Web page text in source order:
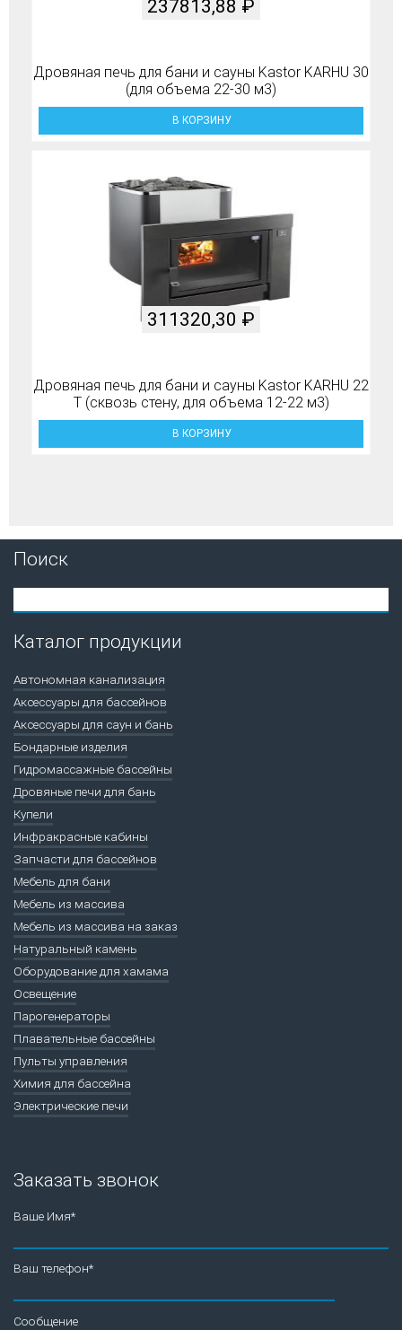
Дровяная печь для бани и сауны Kastor KARHU 30
(для объема 22-30 м3)
237813,88 ₽
В КОРЗИНУ
Дровяная печь для бани и сауны Kastor KARHU 22
T (сквозь стену, для объема 12-22 м3)
311320,30 ₽
В КОРЗИНУ
Поиск
Каталог продукции
Автономная канализация
Аксессуары для бассейнов
Аксессуары для саун и бань
Бондарные изделия
Гидромассажные бассейны
Дровяные печи для бань
Купели
Инфракрасные кабины
Запчасти для бассейнов
Мебель для бани
Мебель из массива
Мебель из массива на заказ
Натуральный камень
Оборудование для хамама
Освещение
Парогенераторы
Плавательные бассейны
Пульты управления
Химия для бассейна
Электрические печи
Заказать звонок
Ваше Имя*
Ваш телефон*
Сообщение